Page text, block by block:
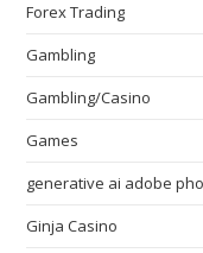
Forex Trading
Gambling
Gambling/Casino
Games
generative ai adobe
Ginja Casino